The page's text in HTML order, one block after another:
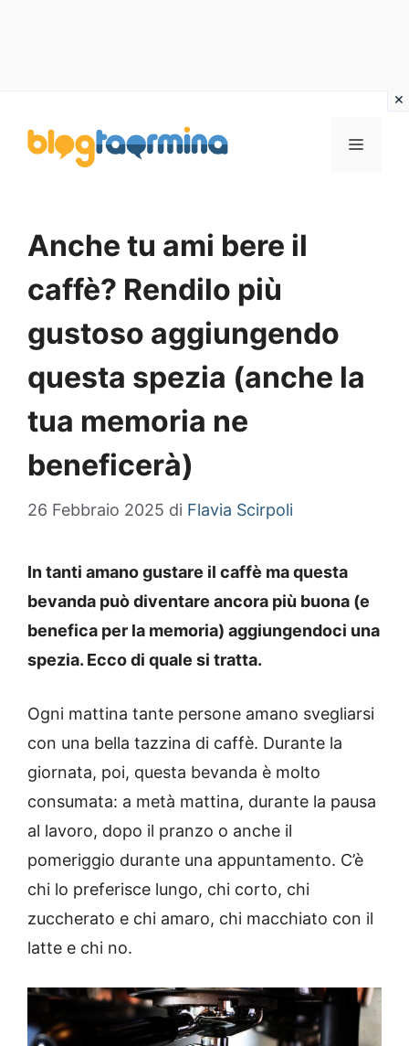
contenuto
MENU
Anche tu ami bere il
caffè? Rendilo più
gustoso aggiungendo
questa spezia (anche la
tua memoria ne
beneficerà)
26 Febbraio 2025 di Flavia Scirpoli
In tanti amano gustare il caffè ma questa
bevanda può diventare ancora più buona (e
benefica per la memoria) aggiungendoci una
spezia. Ecco di quale si tratta.
Ogni mattina tante persone amano svegliarsi
con una bella tazzina di caffè. Durante la
giornata, poi, questa bevanda è molto
consumata: a metà mattina, durante la pausa
al lavoro, dopo il pranzo o anche il
pomeriggio durante una appuntamento. C’è
chi lo preferisce lungo, chi corto, chi
zuccherato e chi amaro, chi macchiato con il
latte e chi no.